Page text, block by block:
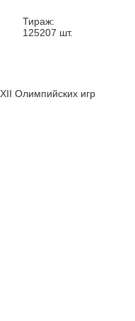
Тираж:
125207 шт.
Олимпийских игр